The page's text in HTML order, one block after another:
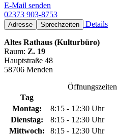
E-Mail senden
02373 903-8753
Adresse Sprechzeiten Details
Altes Rathaus (Kulturbüro)
Raum: Z. 19
Hauptstraße 48
58706 Menden
Öffnungszeiten
Tag
Montag:
8:15 - 12:30 Uhr
Dienstag:
8:15 - 12:30 Uhr
Mittwoch:
8:15 - 12:30 Uhr